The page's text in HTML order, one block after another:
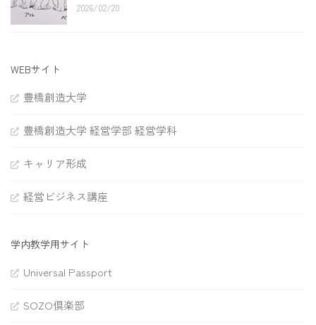
2026/02/20
WEBサイト
豊橋創造大学
豊橋創造大学 経営学部 経営学科
キャリア形成
経営ビジネス講座
学内教学用サイト
Universal Passport
SOZO倶楽部